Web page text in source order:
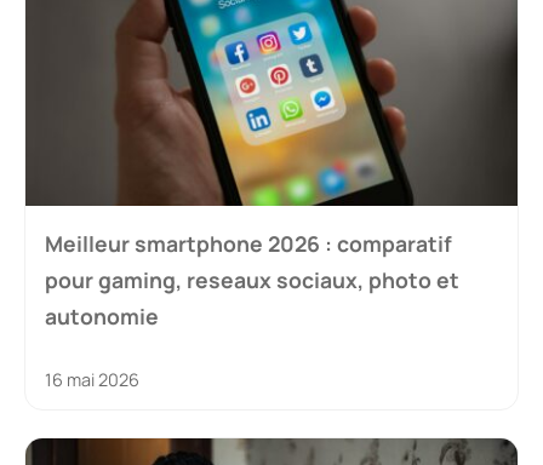
Meilleur smartphone 2026 : comparatif
pour gaming, reseaux sociaux, photo et
autonomie
16 mai 2026